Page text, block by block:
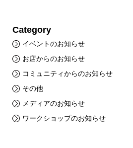
Category
イベントのお知らせ
お店からのお知らせ
コミュニティからのお知らせ
その他
メディアのお知らせ
ワークショップのお知らせ